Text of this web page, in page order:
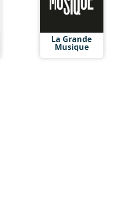
La Grande
Musique